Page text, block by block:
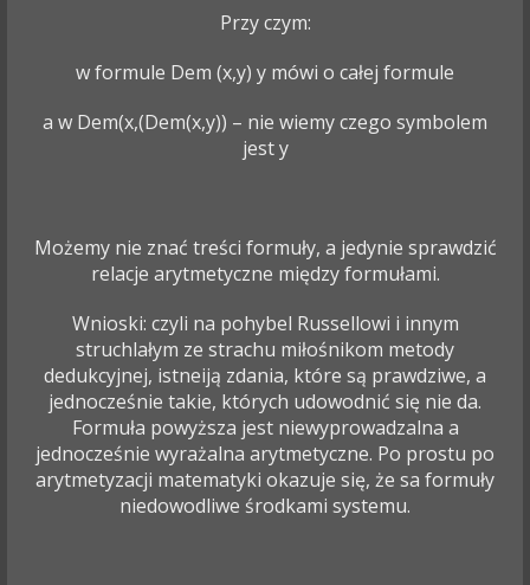
Przy czym:
w formule Dem (x,y) y mówi o całej formule
a w Dem(x,(Dem(x,y)) – nie wiemy czego symbolem
jest y
Możemy nie znać treści formuły, a jedynie sprawdzić
relacje arytmetyczne między formułami.
Wnioski: czyli na pohybel Russellowi i innym
struchlałym ze strachu miłośnikom metody
dedukcyjnej, istneiją zdania, które są prawdziwe, a
jednocześnie takie, których udowodnić się nie da.
Formuła powyższa jest niewyprowadzalna a
jednocześnie wyrażalna arytmetyczne. Po prostu po
arytmetyzacji matematyki okazuje się, że sa formuły
niedowodliwe środkami systemu.